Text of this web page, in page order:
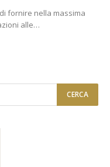
fornire nella massima
alle…